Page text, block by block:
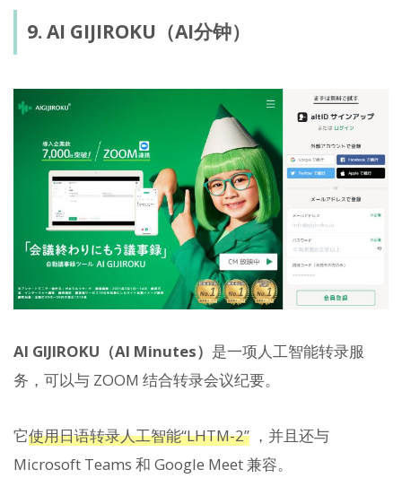
9. AI GIJIROKU（AI分钟）
AI GIJIROKU（AI Minutes） 是一项人工智能转录服
务，可以与 ZOOM 结合转录会议纪要。
它使用日语转录人工智能“LHTM-2” ，并且还与
Microsoft Teams 和 Google Meet 兼容。